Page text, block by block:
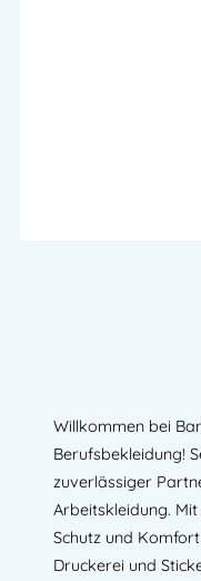
Willkommen bei
Berufsbekleidung!
zuverlässiger
Arbeitskleidung.
Schutz und
Druckerei und